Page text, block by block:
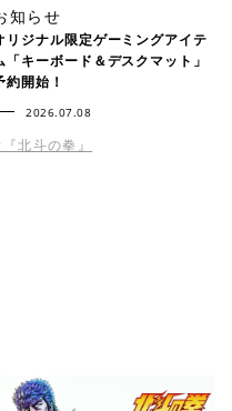
知らせ
リジナル限定ゲーミングアイテ
「キーボード＆デスクマット」
約開始！
2026.07.08
北斗の拳』